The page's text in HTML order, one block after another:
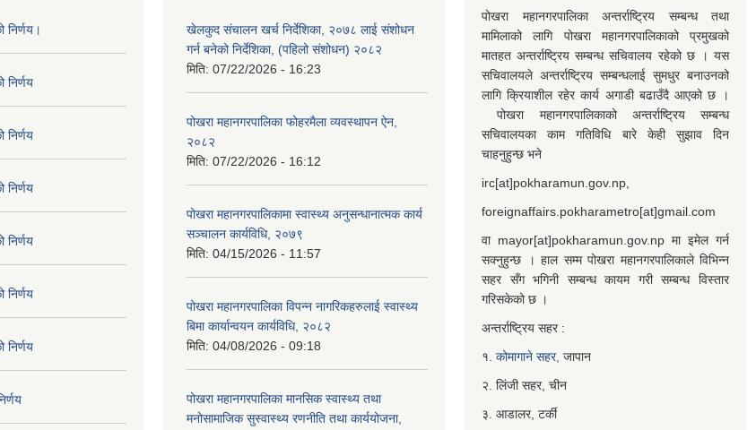
निर्णय।
निर्णय
निर्णय
निर्णय
निर्णय
निर्णय
निर्णय
खेलकुद संचालन खर्च निर्देशिका, २०७८ लाई संशोधन
गर्न बनेको निर्देशिका, (पहिलो संशोधन) २०८२
मिति: 07/22/2026 - 16:23
पोखरा महानगरपालिका फोहरमैला व्यवस्थापन ऐन,
२०८२
मिति: 07/22/2026 - 16:12
पोखरा महानगरपालिकामा स्वास्थ्य अनुसन्धानात्मक कार्य
सञ्चालन कार्यविधि, २०७९
मिति: 04/15/2026 - 11:57
पोखरा महानगरपालिका विपन्न नागरिकहरुलाई स्वास्थ्य
बिमा कार्यान्वयन कार्यविधि, २०८२
मिति: 04/08/2026 - 09:18
पोखरा महानगरपालिका मानसिक स्वास्थ्य तथा
मनोसामाजिक सुस्वास्थ्य रणनीति तथा कार्ययोजना,
पोखरा महानगरपालिका अन्तर्राष्ट्रिय सम्बन्ध तथा
मामिलाको लागि पोखरा महानगरपालिकाको प्रमुखको
मातहत अन्तर्राष्ट्रिय सम्बन्ध सचिवालय रहेको छ । यस
सचिवालयले अन्तर्राष्ट्रिय सम्बन्धलाई सुमधुर बनाउनको
लागि क्रियाशील रहेर कार्य अगाडी बढाउँदै आएको छ ।
पोखरा महानगरपालिकाको अन्तर्राष्ट्रिय सम्बन्ध
सचिवालयका काम गतिविधि बारे केही सुझाव दिन
चाहनुहुन्छ भने
irc[at]pokharamun.gov.np,
foreignaffairs.pokharametro[at]gmail.com
वा mayor[at]pokharamun.gov.np मा इमेल गर्न
सक्नुहुन्छ । हाल सम्म पोखरा महानगरपालिकाले विभिन्न
सहर सँग भगिनी सम्बन्ध कायम गरी सम्बन्ध विस्तार
गरिसकेको छ ।
अन्तर्राष्ट्रिय सहर :
१. कोमागाने सहर, जापान
२. लिंजी सहर, चीन
३. आडालर, टर्की